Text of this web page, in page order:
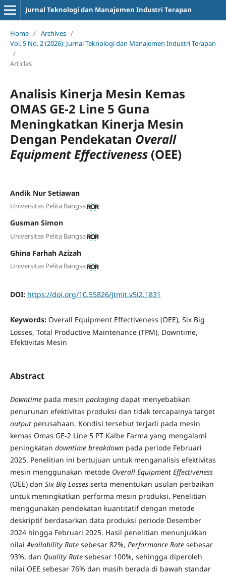
Jurnal Teknologi dan Manajemen Industri Terapan
Home / Archives /
Vol. 5 No. 2 (2026): Jurnal Teknologi dan Manajemen Industri Terapan
/
Articles
Analisis Kinerja Mesin Kemas
OMAS GE-2 Line 5 Guna
Meningkatkan Kinerja Mesin
Dengan Pendekatan Overall
Equipment Effectiveness(OEE)
Andik Nur Setiawan
Universitas Pelita Bangsa
Gusman Simon
Universitas Pelita Bangsa
Ghina Farhah Azizah
Universitas Pelita Bangsa
DOI: https://doi.org/10.55826/jtmit.v5i2.1831
Keywords: Overall Equipment Effectiveness (OEE), Six Big
Losses, Total Productive Maintenance (TPM), Downtime,
Efektivitas Mesin
Abstract
Downtimepada mesin packagingdapat menyebabkan
penurunan efektivitas produksi dan tidak tercapainya target
outputperusahaan. Kondisi tersebut terjadi pada mesin
kemas Omas GE-2 Line 5 PT Kalbe Farma yang mengalami
peningkatan downtime breakdownpada periode Februari
2025. Penelitian ini bertujuan untuk menganalisis efektivitas
mesin menggunakan metode Overall Equipment Effectiveness
(OEE) dan Six Big Lossesserta menentukan usulan perbaikan
untuk meningkatkan performa mesin produksi. Penelitian
menggunakan pendekatan kuantitatif dengan metode
deskriptif berdasarkan data produksi periode Desember
2024 hingga Februari 2025. Hasil penelitian menunjukkan
nilai Availability Ratesebesar 82%, Performance Ratesebesar
93%, dan Quality Ratesebesar 100%, sehingga diperoleh
nilai OEE sebesar 76% dan masih berada di bawah standar